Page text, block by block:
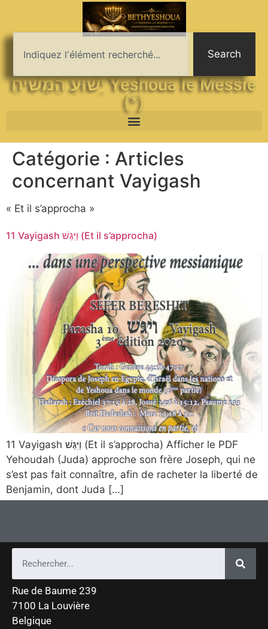
Search
יֵשׁוּעַ הַמָּשִׁיחַ Yeshoua le Messie
(*)
Catégorie : Articles
concernant Vayigash
« Et il s’approcha »
11 Vayigash וַיִּגַּשׁ​ (Et il s’approcha)
11 Vayigash וַיִּגַּשׁ​ (Et il s’approcha) Afficher le PDF
Yehoudah‭ (‬Juda‭) ‬approche son frère Joseph‭, ‬qui ne
s’est pas fait connaître‭, ‬afin de racheter la liberté de
Benjamin‭, ‬dont Juda […]
Rue de Baume 239
7100 La Louvière
Belgique